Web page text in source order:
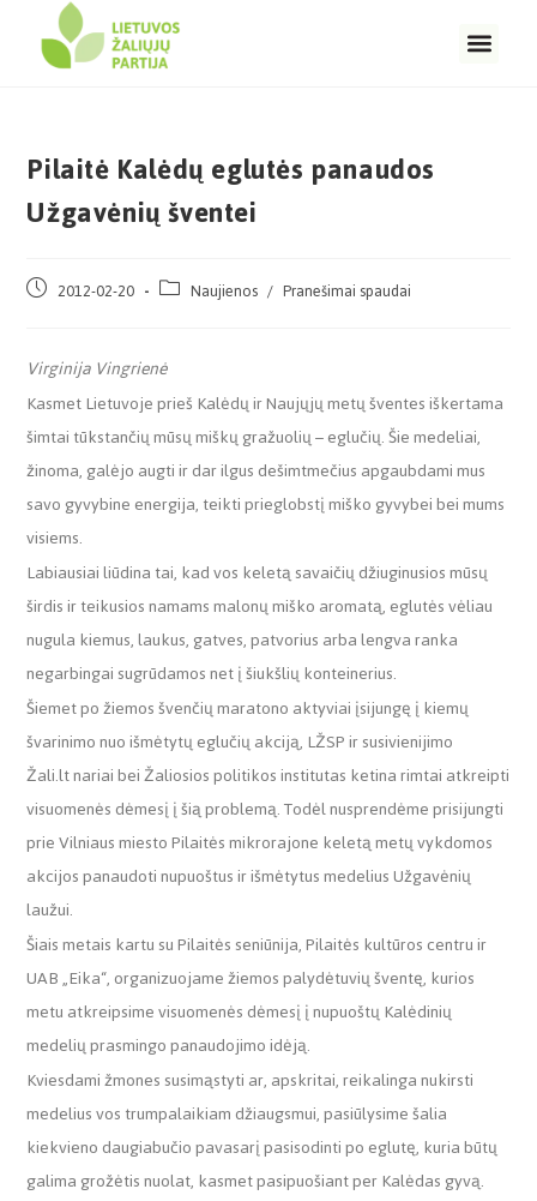
Pilaitė Kalėdų eglutės panaudos
Užgavėnių šventei
2012-02-20 Naujienos / Pranešimai spaudai
Virginija Vingrienė
Kasmet Lietuvoje prieš Kalėdų ir Naujųjų metų šventes iškertama
šimtai tūkstančių mūsų miškų gražuolių – eglučių. Šie medeliai,
žinoma, galėjo augti ir dar ilgus dešimtmečius apgaubdami mus
savo gyvybine energija, teikti prieglobstį miško gyvybei bei mums
visiems.
Labiausiai liūdina tai, kad vos keletą savaičių džiuginusios mūsų
širdis ir teikusios namams malonų miško aromatą, eglutės vėliau
nugula kiemus, laukus, gatves, patvorius arba lengva ranka
negarbingai sugrūdamos net į šiukšlių konteinerius.
Šiemet po žiemos švenčių maratono aktyviai įsijungę į kiemų
švarinimo nuo išmėtytų eglučių akciją, LŽSP ir susivienijimo
Žali.lt nariai bei Žaliosios politikos institutas ketina rimtai atkreipti
visuomenės dėmesį į šią problemą. Todėl nusprendėme prisijungti
prie Vilniaus miesto Pilaitės mikrorajone keletą metų vykdomos
akcijos panaudoti nupuoštus ir išmėtytus medelius Užgavėnių
laužui.
Šiais metais kartu su Pilaitės seniūnija, Pilaitės kultūros centru ir
UAB „Eika“, organizuojame žiemos palydėtuvių šventę, kurios
metu atkreipsime visuomenės dėmesį į nupuoštų Kalėdinių
medelių prasmingo panaudojimo idėją.
Kviesdami žmones susimąstyti ar, apskritai, reikalinga nukirsti
medelius vos trumpalaikiam džiaugsmui, pasiūlysime šalia
kiekvieno daugiabučio pavasarį pasisodinti po eglutę, kuria būtų
galima grožėtis nuolat, kasmet pasipuošiant per Kalėdas gyvą.